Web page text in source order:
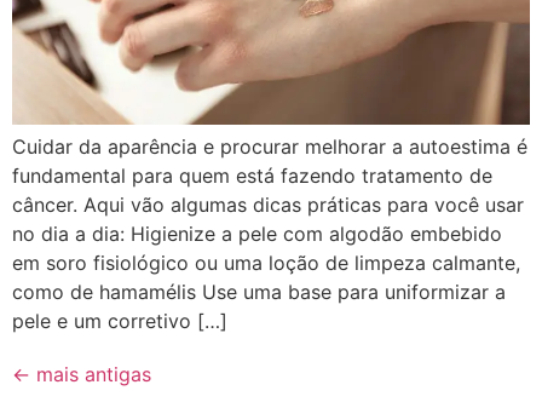
Cuidar da aparência e procurar melhorar a autoestima é
fundamental para quem está fazendo tratamento de
câncer. Aqui vão algumas dicas práticas para você usar
no dia a dia: Higienize a pele com algodão embebido
em soro fisiológico ou uma loção de limpeza calmante,
como de hamamélis Use uma base para uniformizar a
pele e um corretivo […]
← mais antigas